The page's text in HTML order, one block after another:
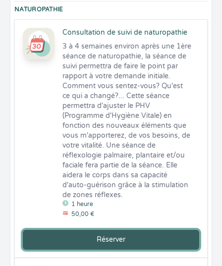
NATUROPATHIE
Consultation de suivi de naturopathie
1 heure
50,00 €
3 à 4 semaines environ après une 1ère
séance de naturopathie, la séance de
suivi permettra de faire le point par
rapport à votre demande initiale.
Comment vous sentez-vous? Qu'est
ce qui a changé?... Cette séance
permettra d'ajuster le PHV
(Programme d'Hygiène Vitale) en
fonction des nouveaux éléments que
vous m'apporterez, de vos besoins, de
votre vitalité. Une séance de
réflexologie palmaire, plantaire et/ou
faciale fera partie de la séance. Elle
aidera le corps dans sa capacité
d'auto-guérison grâce à la stimulation
de zones réflexes.
Réserver